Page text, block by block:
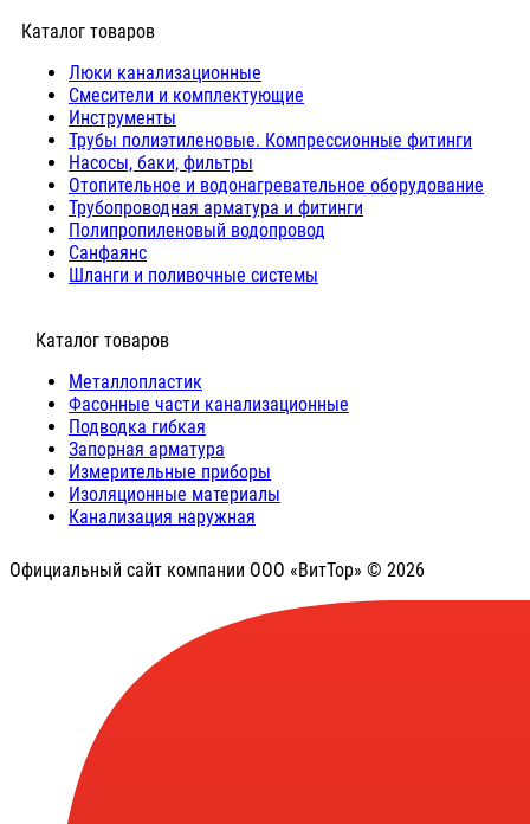
Каталог товаров
Люки канализационные
Cмесители и комплектующие
Инструменты
Трубы полиэтиленовые. Компрессионные фитинги
Насосы, баки, фильтры
Отопительное и водонагревательное оборудование
Трубопроводная арматура и фитинги
Полипропиленовый водопровод
Санфаянс
Шланги и поливочные системы
⠀Каталог товаров
Металлопластик
Фасонные части канализационные
Подводка гибкая
Запорная арматура
Измерительные приборы
Изоляционные материалы
Канализация наружная
Официальный сайт компании ООО «ВитТор» © 2026